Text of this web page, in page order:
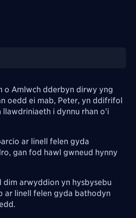
o Amlwch dderbyn dirwy yng
oedd ei mab, Peter, yn ddifrifol
i dynnu rhan o’i
ar linell felen gyda
gan fod hawl gwneud hynny
dim arwyddion yn hysbysebu
ar linell felen gyda bathodyn